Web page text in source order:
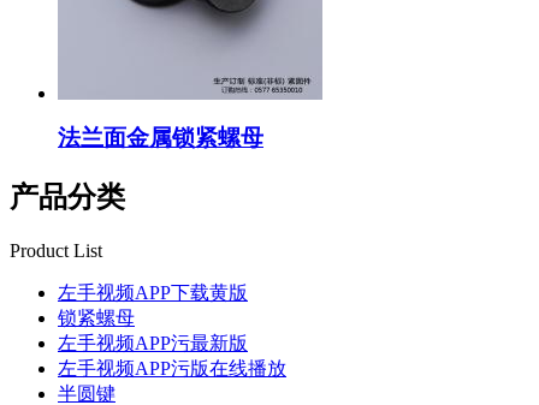
法兰面金属锁紧螺母
产品分类
Product List
左手视频APP下载黄版
锁紧螺母
左手视频APP污最新版
左手视频APP污版在线播放
半圆键